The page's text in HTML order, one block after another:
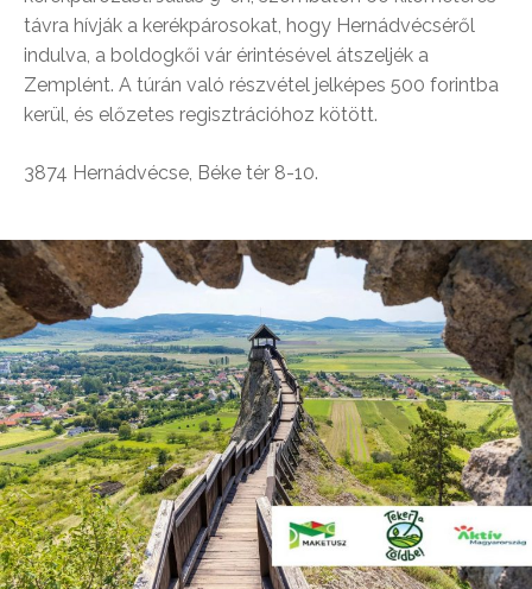
távra hívják a kerékpárosokat, hogy Hernádvécséről
indulva, a boldogkői vár érintésével átszeljék a
Zemplént. A túrán való részvétel jelképes 500 forintba
kerül, és előzetes regisztrációhoz kötött.
3874 Hernádvécse, Béke tér 8-10.